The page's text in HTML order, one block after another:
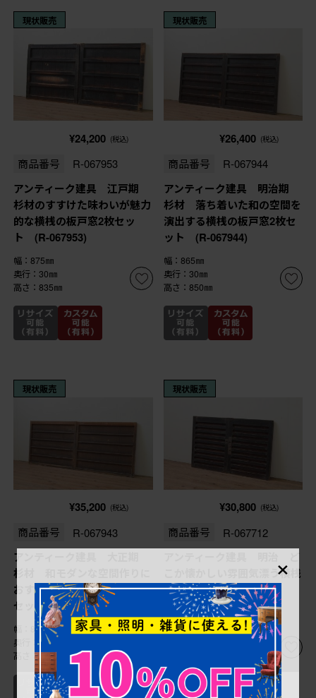
現状販売
¥24,200 (税込)
商品番号 R-067953
アンティーク建具 江戸期
杉材のすすけた味わいが魅力
的な横桟の板戸窓2枚セッ
ト (R-067953)
幅：875㎜
奥行：30㎜
高さ：835㎜
現状販売
¥26,400 (税込)
商品番号 R-067944
アンティーク建具 明治期
杉材 落ち着いた和の空間を
演出する横桟の板戸窓2枚セ
ット (R-067944)
幅：865㎜
奥行：30㎜
高さ：850㎜
現状販売
¥35,200 (税込)
商品番号 R-067943
アンティーク建具 大正期
杉材 和モダンな空間作りに
おすすめな横桟の板戸窓2枚
セット (R-067943)
幅：875㎜
奥行：30㎜
高さ：710㎜
現状販売
¥30,800 (税込)
商品番号 R-067712
こか懐かしい雰囲気漂う横桟
板戸窓2枚セット (R-
067712)
幅：405㎜
×